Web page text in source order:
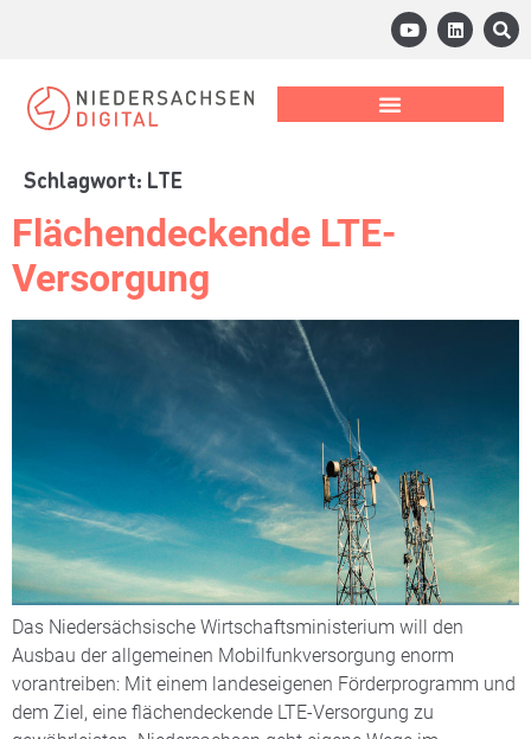
Schlagwort: LTE
Flächendeckende LTE-
Versorgung
Das Niedersächsische Wirtschaftsministerium will den
Ausbau der allgemeinen Mobilfunkversorgung enorm
vorantreiben: Mit einem landeseigenen Förderprogramm und
dem Ziel, eine flächendeckende LTE-Versorgung zu